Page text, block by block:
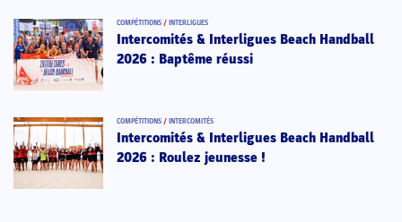
COMPÉTITIONS / INTERLIGUES
Intercomités & Interligues Beach Handball
2026 : Baptême réussi
COMPÉTITIONS / INTERCOMITÉS
Intercomités & Interligues Beach Handball
2026 : Roulez jeunesse !